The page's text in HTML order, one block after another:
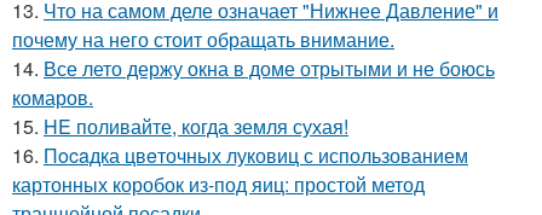
13. Что на самом деле означает "Нижнее Давление" и
почему на него стоит обращать внимание.
14. Все лето держу окна в доме отрытыми и не боюсь
комаров.
15. HE поливайте, когда земля сухая!
16. Пocaдка цвeточных луковиц с использованием
картонных коробок из-под яиц: простой метод